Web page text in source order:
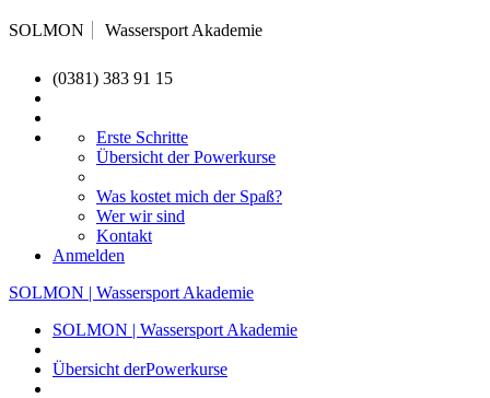
SOLMON Wassersport Akademie
(0381) 383 91 15
Erste Schritte
Übersicht der Powerkurse
Was kostet mich der Spaß?
Wer wir sind
Kontakt
Anmelden
SOLMON | Wassersport Akademie
SOLMON | Wassersport Akademie
Übersicht derPowerkurse